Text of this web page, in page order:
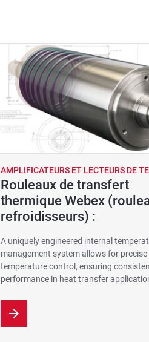
AMPLIFICATEURS ET LECTEURS DE
Rouleaux de transfert
thermique Webex
refroidisseurs) :
A uniquely engineered internal
management system allows for precise
temperature control, ensuring
performance in heat transfer